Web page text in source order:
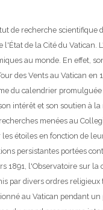
de recherche scientifique
l'État de la Cité du Vatican.
au monde. En effet,
des Vents au Vatican en
du calendrier
intérêt et son soutien à
menées au
étoiles en fonction de
persistantes portées
1891, l'Observatoire sur
par divers ordres religieux
au Vatican pendant